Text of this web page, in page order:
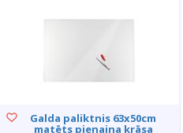
Galda paliktnis 63x50cm
matēts pienaina krāsa